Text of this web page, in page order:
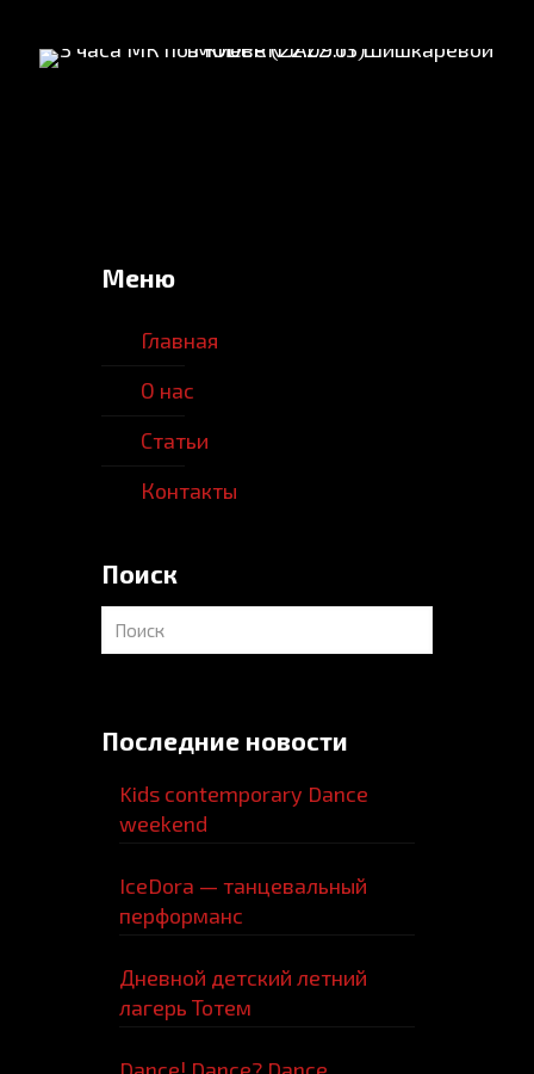
Меню
Главная
О нас
Статьи
Контакты
Поиск
Последние новости
Kids contemporary Dance
weekend
IceDora — танцевальный
перформанс
Дневной детский летний
лагерь Тотем